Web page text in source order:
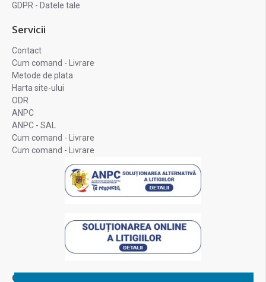
GDPR - Datele tale
Servicii
Contact
Cum comand - Livrare
Metode de plata
Harta site-ului
ODR
ANPC
ANPC - SAL
Cum comand - Livrare
Cum comand - Livrare
Contul Meu